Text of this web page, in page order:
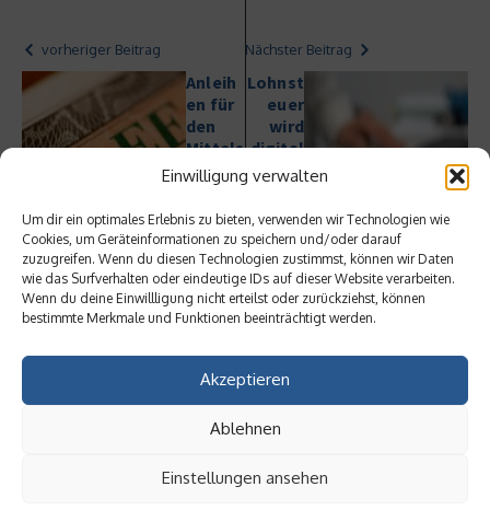
Einwilligung verwalten
Um dir ein optimales Erlebnis zu bieten, verwenden wir Technologien wie
Cookies, um Geräteinformationen zu speichern und/oder darauf
zuzugreifen. Wenn du diesen Technologien zustimmst, können wir Daten
wie das Surfverhalten oder eindeutige IDs auf dieser Website verarbeiten.
Wenn du deine Einwillligung nicht erteilst oder zurückziehst, können
bestimmte Merkmale und Funktionen beeinträchtigt werden.
Akzeptieren
Ablehnen
Einstellungen ansehen
vorheriger Beitrag
Anleih
en für
den
Mittels
tand –
Chanc
en und
Risike
n
Nächster Beitrag
Lohnst
euer
wird
digital
– Start
elektr
onisch
en
Lohnst
euerka
rte
Ähnliche Beiträge